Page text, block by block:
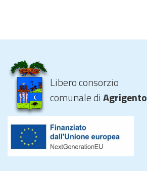
Libero consorzio
comunale diAgrigento